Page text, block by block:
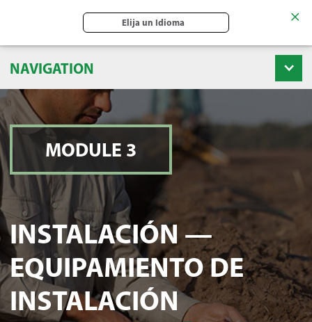
Elija un Idioma
NAVIGATION
MODULE 3
INSTALACIÓN —
EQUIPAMIENTO DE
INSTALACIÓN